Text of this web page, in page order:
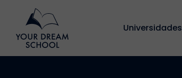
Universidades